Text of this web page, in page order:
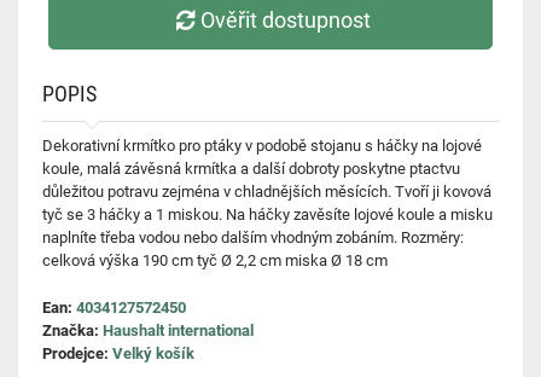
Ověřit dostupnost
POPIS
Dekorativní krmítko pro ptáky v podobě stojanu s háčky na lojové
koule, malá závěsná krmítka a další dobroty poskytne ptactvu
důležitou potravu zejména v chladnějších měsících. Tvoří ji kovová
tyč se 3 háčky a 1 miskou. Na háčky zavěsíte lojové koule a misku
naplníte třeba vodou nebo dalším vhodným zobáním. Rozměry:
celková výška 190 cm tyč Ø 2,2 cm miska Ø 18 cm
Ean: 4034127572450
Značka: Haushalt international
Prodejce: Velký košík